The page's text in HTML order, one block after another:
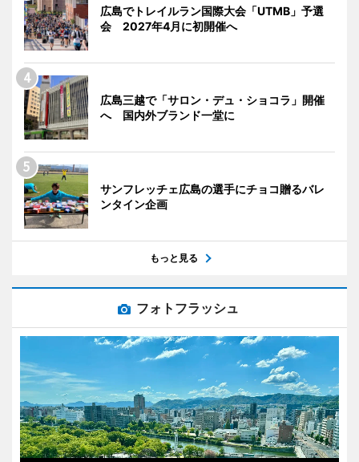
広島でトレイルラン国際大会「UTMB」予選
会 2027年4月に初開催へ
広島三越で「サロン・デュ・ショコラ」開催
へ 国内外ブランド一堂に
サンフレッチェ広島の選手にチョコ贈るバレ
ンタイン企画
もっと見る
フォトフラッシュ